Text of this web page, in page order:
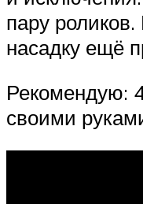
пару
насадку ещё
Рекомендую:
своими